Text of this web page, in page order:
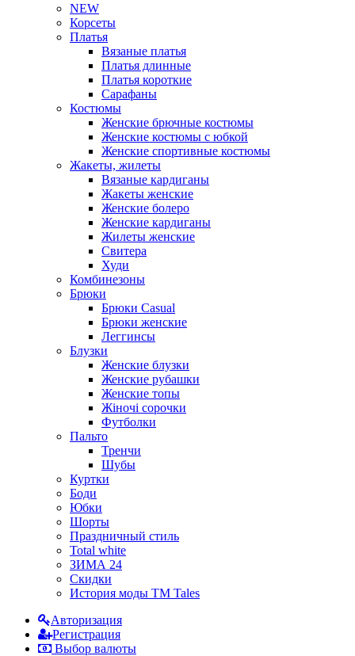
NEW
Корсеты
Платья
Вязаные платья
Платья длинные
Платья короткие
Сарафаны
Костюмы
Женские брючные костюмы
Женские костюмы с юбкой
Женские спортивные костюмы
Жакеты, жилеты
Вязаные кардиганы
Жакеты женские
Женские болеро
Женские кардиганы
Жилеты женские
Свитера
Худи
Комбинезоны
Брюки
Брюки Casual
Брюки женские
Леггинсы
Блузки
Женские блузки
Женские рубашки
Женские топы
Жіночі сорочки
Футболки
Пальто
Тренчи
Шубы
Куртки
Боди
Юбки
Шорты
Праздничный стиль
Total white
ЗИМА 24
Скидки
История моды ТМ Tales
Авторизация
Регистрация
Выбор валюты